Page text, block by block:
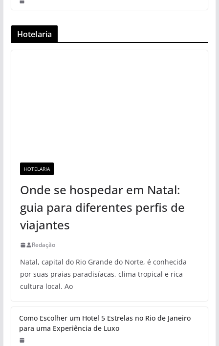
Hotelaria
HOTELARIA
Onde se hospedar em Natal:
guia para diferentes perfis de
viajantes
Redação
Natal, capital do Rio Grande do Norte, é conhecida
por suas praias paradisíacas, clima tropical e rica
cultura local. Ao
Como Escolher um Hotel 5 Estrelas no Rio de Janeiro
para uma Experiência de Luxo